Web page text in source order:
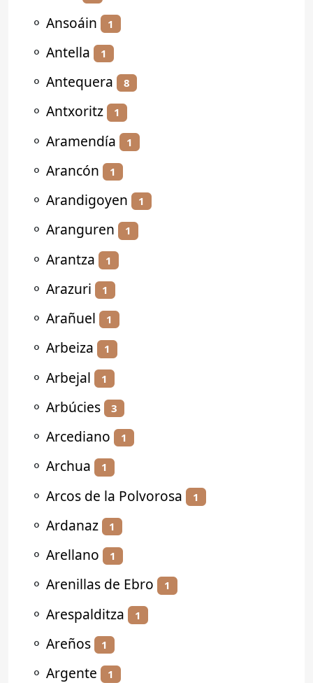
⚬ Ansoáin 1
⚬ Antella 1
⚬ Antequera 8
⚬ Antxoritz 1
⚬ Aramendía 1
⚬ Arancón 1
⚬ Arandigoyen 1
⚬ Aranguren 1
⚬ Arantza 1
⚬ Arazuri 1
⚬ Arañuel 1
⚬ Arbeiza 1
⚬ Arbejal 1
⚬ Arbúcies 3
⚬ Arcediano 1
⚬ Archua 1
⚬ Arcos de la Polvorosa 1
⚬ Ardanaz 1
⚬ Arellano 1
⚬ Arenillas de Ebro 1
⚬ Arespalditza 1
⚬ Areños 1
⚬ Argente 1